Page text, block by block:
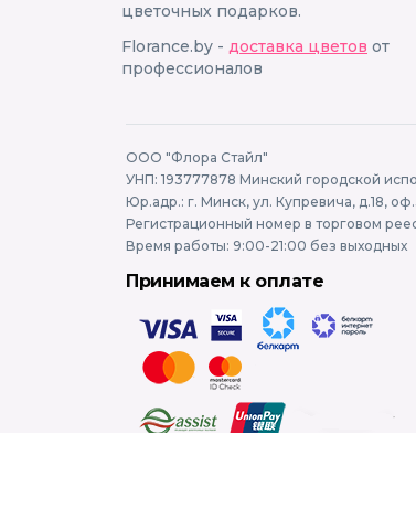
цветочных подарков.
Florance.by - доставка цветов от
профессионалов
ООО "Флора Стайл"
УНП: 193777878 Минский городской
Юр.адр.: г. Минск, ул. Купревича, д.18,
Регистрационный номер в торговом
Время работы: 9:00-21:00 без выходных
Принимаем к оплате